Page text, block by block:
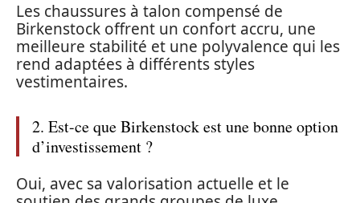
Les chaussures à talon compensé de
Birkenstock offrent un confort accru, une
meilleure stabilité et une polyvalence qui les
rend adaptées à différents styles
vestimentaires.
2. Est-ce que Birkenstock est une bonne option
d’investissement ?
Oui, avec sa valorisation actuelle et le